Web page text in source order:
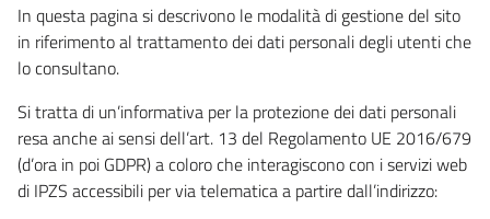
In questa pagina si descrivono le modalità di gestione del sito
in riferimento al trattamento dei dati personali degli utenti che
lo consultano.
Si tratta di un’informativa per la protezione dei dati personali
resa anche ai sensi dell’art. 13 del Regolamento UE 2016/679
(d’ora in poi GDPR) a coloro che interagiscono con i servizi web
di IPZS accessibili per via telematica a partire dall’indirizzo: